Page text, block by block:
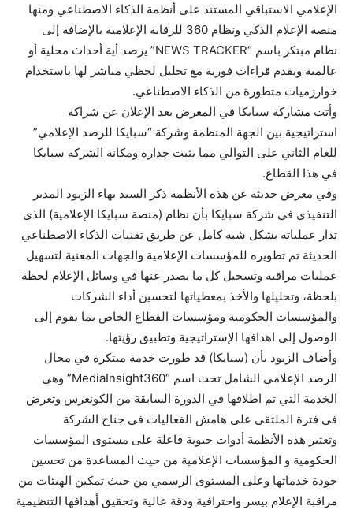
الإعلامي الاستباقي المستند على أنظمة الذكاء الاصطناعي ومنها
منصة الإعلام الذكي ونظام 360 للرقابة الإعلامية بالإضافة إلى
نظام مبتكر باسم “NEWS TRACKER” يرصد أية أحداث محلية أو
عالمية ويقدم قراءات فورية مع تحليل لحظي مباشر لها باستخدام
خوارزميات متطورة من الذكاء الاصطناعي.
وأتت مشاركة سبايكا في المعرض بعد الإعلان عن شراكة
استراتيجية بين الجهة المنظمة وشركة “سبايكا للرصد الإعلامي”
للعام الثاني على التوالي مما يثبت جدارة ومكانة الشركة سبايكا
في هذا القطاع.
وفي معرض حديثه عن هذه الأنظمة ذكر السيد بهاء الزيود المدير
التنفيذي في شركة سبايكا بأن نظام (منصة سبايكا الإعلامية) الذي
تدار عملياته بشكل شبه كامل عن طريق تقنيات الذكاء الاصطناعي
الحديثة تم تطويره للمؤسسات الإعلامية والجهات المعنية لتسهيل
عمليات مراقبة وتسجيل كل ما يصدر عنها في وسائل الإعلام لحظة
بلحظة، وتحليلها والأخذ بمعطياتها لتحسين أداء الشركات
والمؤسسات الحكومية ومؤسسات القطاع الخاص بما يقوم إلى
الوصول إلى اهدافها الإستراتيجية وتطبيق رؤيتها.
وأضاف الزيود بأن (سبايكا) قد طورت خدمة مبتكرة في مجال
الرصد الإعلامي الشامل تحت اسم “MediaInsight360” وهي
الخدمة التي تم اطلاقها في الدورة السابقة من الكونغرس وتعرض
في فترة الملتقى على هامش الفعاليات في جناح الشركة
وتعتبر هذه الأنظمة أدوات حيوية فاعلة على مستوى المؤسسات
الحكومية و المؤسسات الإعلامية من حيث المساعدة من تحسين
جودة خدماتها وعلى المستوى الرسمي من حيث تمكين الهيئات من
مراقبة الإعلام بيسر واحترافية ودقة عالية وتحقيق أهدافها التنظيمية